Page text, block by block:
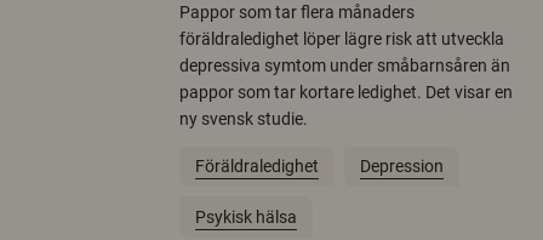
Pappor som tar flera månaders
föräldraledighet löper lägre risk att utveckla
depressiva symtom under småbarnsåren än
pappor som tar kortare ledighet. Det visar en
ny svensk studie.
Föräldraledighet Depression
Psykisk hälsa